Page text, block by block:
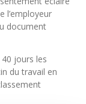
l’employeur
document
jours les
du travail en